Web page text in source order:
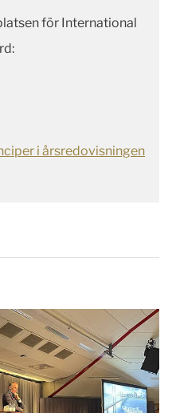
för International
i årsredovisningen